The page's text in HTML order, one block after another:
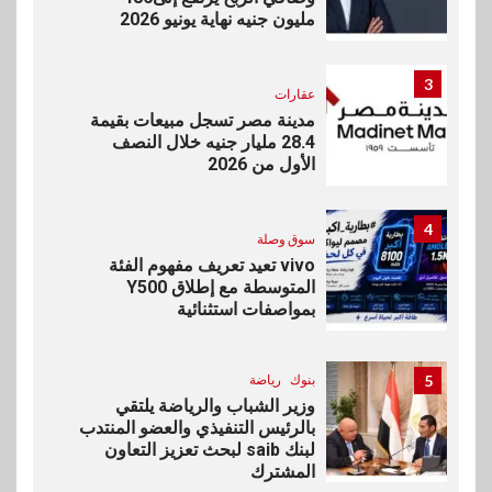
مليون جنيه نهاية يونيو 2026
3
عقارات
مدينة مصر تسجل مبيعات بقيمة
28.4 مليار جنيه خلال النصف
الأول من 2026
4
سوق وصلة
vivo تعيد تعريف مفهوم الفئة
المتوسطة مع إطلاق Y500
بمواصفات استثنائية
5 بنوك رياضة
وزير الشباب والرياضة يلتقي
بالرئيس التنفيذي والعضو المنتدب
لبنك saib لبحث تعزيز التعاون
المشترك